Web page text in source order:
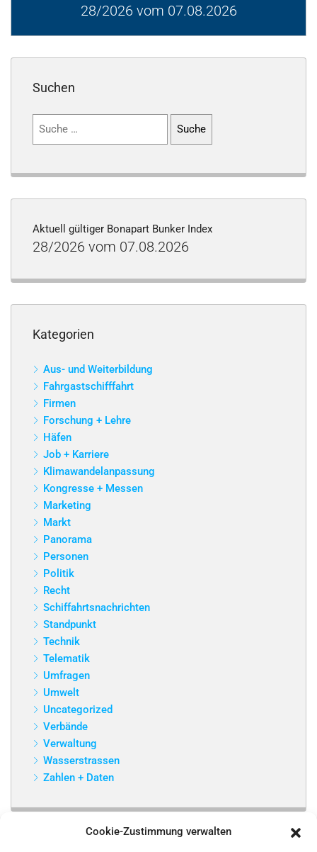
Cookie-Zustimmung verwalten
28/2026 vom 07.08.2026
Suchen
Suchen
Aktuell gültiger Bonapart Bunker Index
28/2026 vom 07.08.2026
Kategorien
Aus- und Weiterbildung
Fahrgastschifffahrt
Firmen
Forschung + Lehre
Häfen
Job + Karriere
Klimawandelanpassung
Kongresse + Messen
Marketing
Markt
Panorama
Personen
Politik
Recht
Schiffahrtsnachrichten
Standpunkt
Technik
Telematik
Umfragen
Umwelt
Uncategorized
Verbände
Verwaltung
Wasserstrassen
Zahlen + Daten